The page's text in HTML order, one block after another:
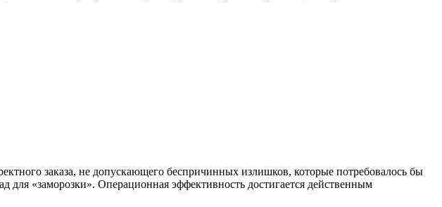
заказа, не допускающего беспричинных излишков, которые потребовалось бы
для «заморозки». Операционная эффективность достигается действенным